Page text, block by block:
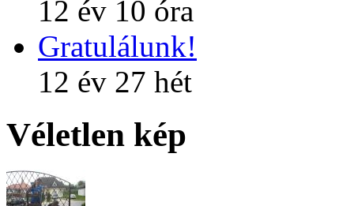
12 év 10 óra
Gratulálunk!
12 év 27 hét
Véletlen kép